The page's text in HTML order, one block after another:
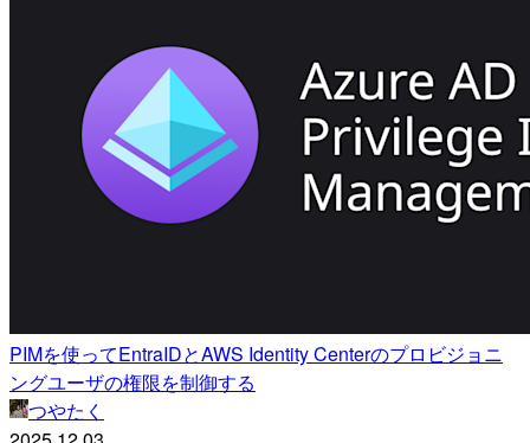
PIMを使ってEntraIDとAWS Identity Centerのプロビジョニ
ングユーザの権限を制御する
つやたく